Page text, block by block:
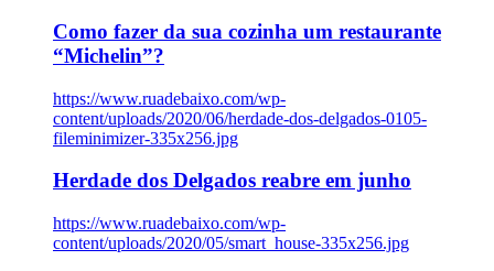
Como fazer da sua cozinha um restaurante
“Michelin”?
https://www.ruadebaixo.com/wp-
content/uploads/2020/06/herdade-dos-delgados-0105-
fileminimizer-335x256.jpg
Herdade dos Delgados reabre em junho
https://www.ruadebaixo.com/wp-
content/uploads/2020/05/smart_house-335x256.jpg